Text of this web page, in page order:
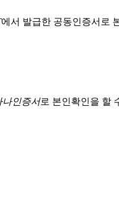
에서 발급한 공동인증서로
나인증서로 본인확인을 할